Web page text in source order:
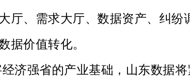
厅、需求大厅、数据资产、纠
据价值转化。
济强省的产业基础，山东数据